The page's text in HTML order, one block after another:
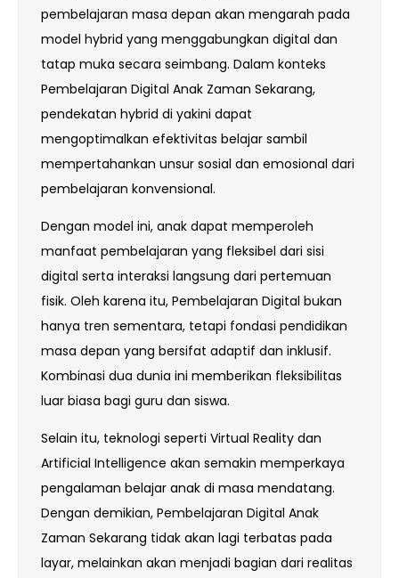
pembelajaran masa depan akan mengarah pada
model hybrid yang menggabungkan digital dan
tatap muka secara seimbang. Dalam konteks
Pembelajaran Digital Anak Zaman Sekarang,
pendekatan hybrid di yakini dapat
mengoptimalkan efektivitas belajar sambil
mempertahankan unsur sosial dan emosional dari
pembelajaran konvensional.
Dengan model ini, anak dapat memperoleh
manfaat pembelajaran yang fleksibel dari sisi
digital serta interaksi langsung dari pertemuan
fisik. Oleh karena itu, Pembelajaran Digital bukan
hanya tren sementara, tetapi fondasi pendidikan
masa depan yang bersifat adaptif dan inklusif.
Kombinasi dua dunia ini memberikan fleksibilitas
luar biasa bagi guru dan siswa.
Selain itu, teknologi seperti Virtual Reality dan
Artificial Intelligence akan semakin memperkaya
pengalaman belajar anak di masa mendatang.
Dengan demikian, Pembelajaran Digital Anak
Zaman Sekarang tidak akan lagi terbatas pada
layar, melainkan akan menjadi bagian dari realitas